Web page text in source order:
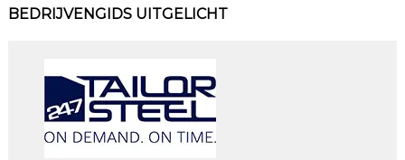
BEDRIJVENGIDS UITGELICHT